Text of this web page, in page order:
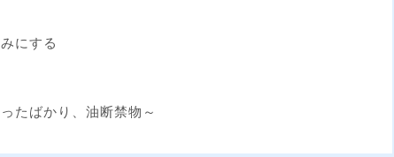
にする
ったばかり、油断禁物～